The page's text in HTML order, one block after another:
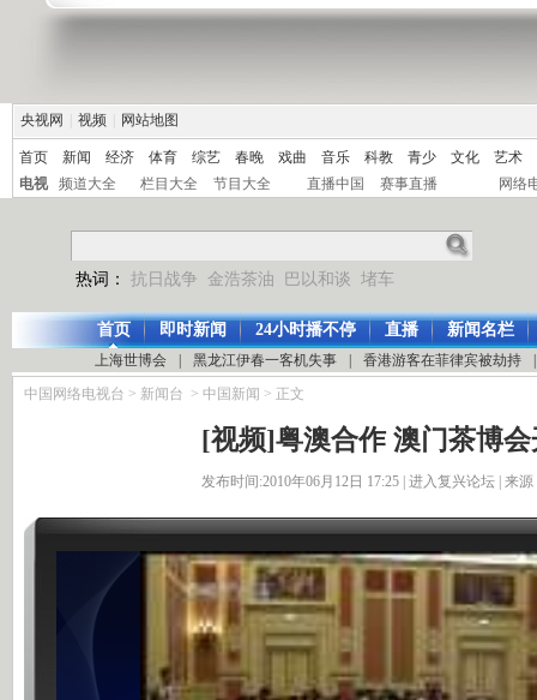
央视网 视频 网站地图
首页 新闻 经济 体育 综艺 春晚 戏曲 音乐 科教 青少 文化
艺术
电视
频道大全 栏目大全 节目大全 直播中国 赛事直播 网络
热词： 抗日战争 金浩茶油 巴以和谈 堵车
首页
上海世博会 黑龙江伊春一客机失事 香港游客在菲律宾被劫持
即时新闻 24小时播不停 直播 新闻名栏
中国网络电视台 > 新闻台 > 中国新闻 > 正文
[视频]粤澳合作 澳门茶博会
发布时间:2010年06月12日 17:25 | 进入复兴论坛| 来源